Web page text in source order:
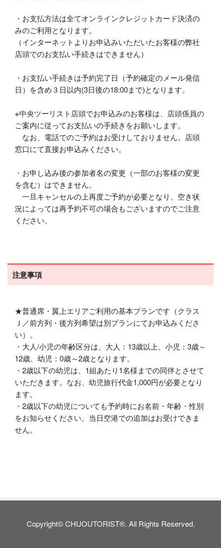
・お支払方法は全てオンラインクレジットカード決済の
みのご利用となります。
（インターネットよりお申込みいただいたお客様の弊社
店頭でのお支払い手続きはできません）
・お支払い手続きは予約完了日（予約確定のメール発信
日）を含め３日以内(3日後の18:00まで)となります。
※中央ツーリスト店頭でお申込みのお客様は、店頭係員の
ご案内に従ってお支払いの手続きをお願いします。
なお、電話でのご予約はお受けしておりません。店頭
窓口にて直接お申込みください。
・お申し込み後の参加者名の変更（一部のお客様の変更
を含む）はできません。
一旦キャンセルの上再度ご予約が必要となり、空き状
況によっては再予約不可の場合もございますのでご注意
ください。
注意事項
★普通席・翼上エリアご利用の基本プランです（クラス
Ｊ／前方列・後方列希望は別プランにてお申込みくださ
い）。
・大人/小児の年齢区分は、大人：13歳以上、小児：3歳～
12歳、幼児：0歳～2歳となります。
・2歳以下の幼児は、1組あたり1名様までの同伴とさせて
いただきます。なお、幼児旅行代金1,000円が必要となり
ます。
・2歳以下の幼児についても予約時にお名前・年齢・性別
をお知らせください。当日空港での追加はお受けできま
せん。
Copyright© CHUOUTORIST®. All Rights Reserved.